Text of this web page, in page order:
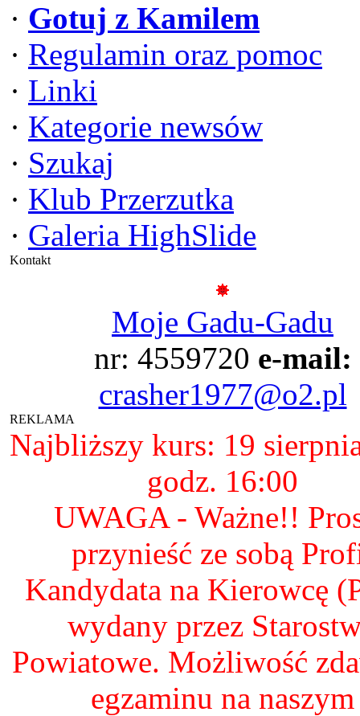
· Gotuj z Kamilem
· Regulamin oraz pomoc
· Linki
· Kategorie newsów
· Szukaj
· Klub Przerzutka
· Galeria HighSlide
Kontakt
Moje Gadu-Gadu
nr: 4559720 e-mail:
crasher1977@o2.pl
REKLAMA
Najbliższy kurs: 19
godz. 16:00
UWAGA - Ważne!!
przynieść ze sobą
Kandydata na Kierowcę
wydany przez
Powiatowe. Możliwość
egzaminu na naszym